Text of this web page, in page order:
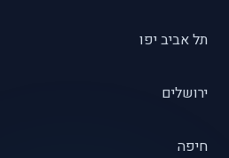
תל אביב יפו
ירושלים
חיפה